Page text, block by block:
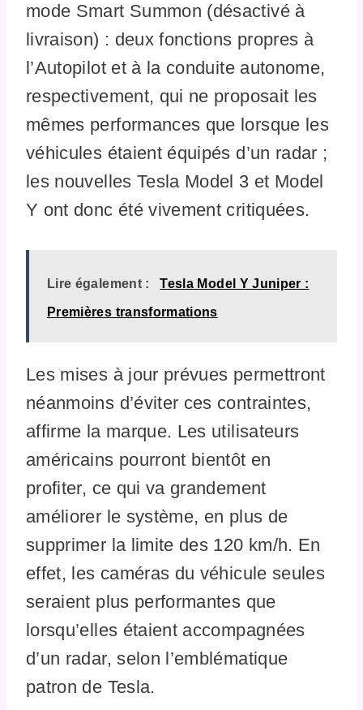
mode Smart Summon (désactivé à
livraison) : deux fonctions propres à
l’Autopilot et à la conduite autonome,
respectivement, qui ne proposait les
mêmes performances que lorsque les
véhicules étaient équipés d’un radar ;
les nouvelles Tesla Model 3 et Model
Y ont donc été vivement critiquées.
Lire également : Tesla Model Y Juniper :
Premières transformations
Les mises à jour prévues permettront
néanmoins d’éviter ces contraintes,
affirme la marque. Les utilisateurs
américains pourront bientôt en
profiter, ce qui va grandement
améliorer le système, en plus de
supprimer la limite des 120 km/h. En
effet, les caméras du véhicule seules
seraient plus performantes que
lorsqu’elles étaient accompagnées
d’un radar, selon l’emblématique
patron de Tesla.